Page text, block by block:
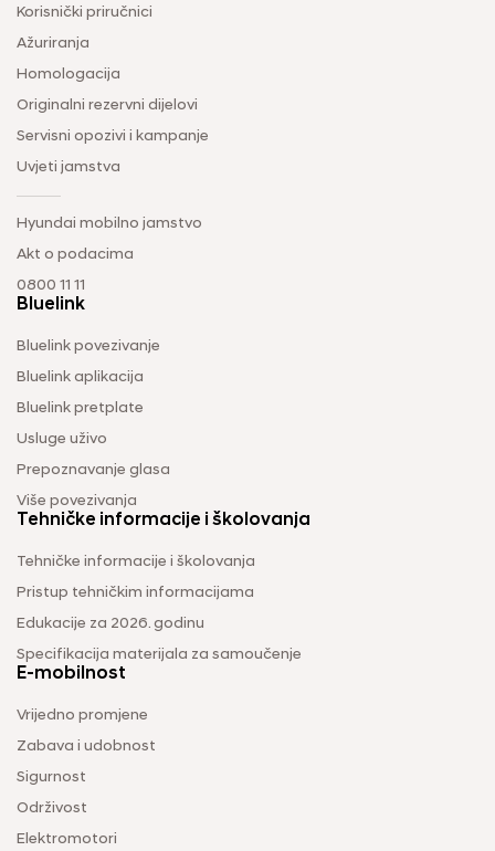
Korisnički priručnici
Ažuriranja
Homologacija
Originalni rezervni dijelovi
Servisni opozivi i kampanje
Uvjeti jamstva
Hyundai mobilno jamstvo
Akt o podacima
0800 11 11
Bluelink
Bluelink povezivanje
Bluelink aplikacija
Bluelink pretplate
Usluge uživo
Prepoznavanje glasa
Više povezivanja
Tehničke informacije i školovanja
Tehničke informacije i školovanja
Pristup tehničkim informacijama
Edukacije za 2026. godinu
Specifikacija materijala za samoučenje
E-mobilnost
Vrijedno promjene
Zabava i udobnost
Sigurnost
Održivost
Elektromotori